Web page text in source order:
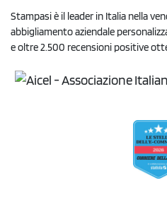
Stampasi è il leader in Italia nella
abbigliamento aziendale
e oltre 2.500 recensioni positive